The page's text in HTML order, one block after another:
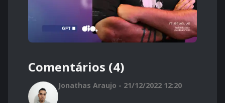
Comentários (4)
Jonathas Araujo - 21/12/2022 12:20